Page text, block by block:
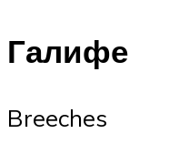
Галифе
Breeches